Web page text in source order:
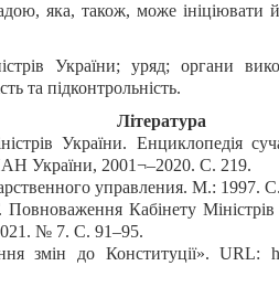
яка, також, може ініціювати
України; уряд; органи
та підконтрольність.
Література
України. Енциклопедія
України, 2001¬–2020. С. 219.
управления. М.: 1997.
Кабінету Міністрів
№ 7. С. 91–95.
змін до Конституції». URL: